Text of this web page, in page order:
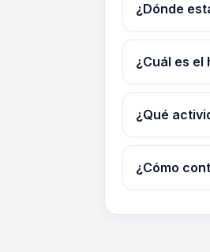
¿Dónde
¿Cuál es el
¿Qué
¿Cómo